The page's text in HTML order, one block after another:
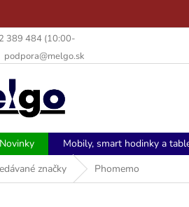
389 484 (10:00-
podpora@melgo.sk
Novinky Mobily, smart hodinky a
značky Phomemo